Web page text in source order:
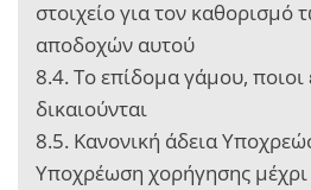
στοιχείο για τον καθορισμό
αποδοχών αυτού
8.4. Το επίδομα γάμου, ποιοι
δικαιούνται
8.5. Κανονική άδεια
Υποχρέωση χορήγησης